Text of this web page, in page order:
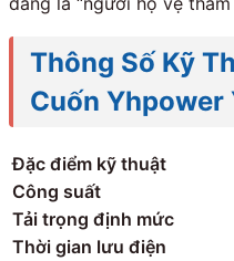
Thông Số Kỹ
Cuốn Yhpower
Đặc điểm kỹ thuật
Công suất
Tải trọng định mức
Thời gian lưu điện